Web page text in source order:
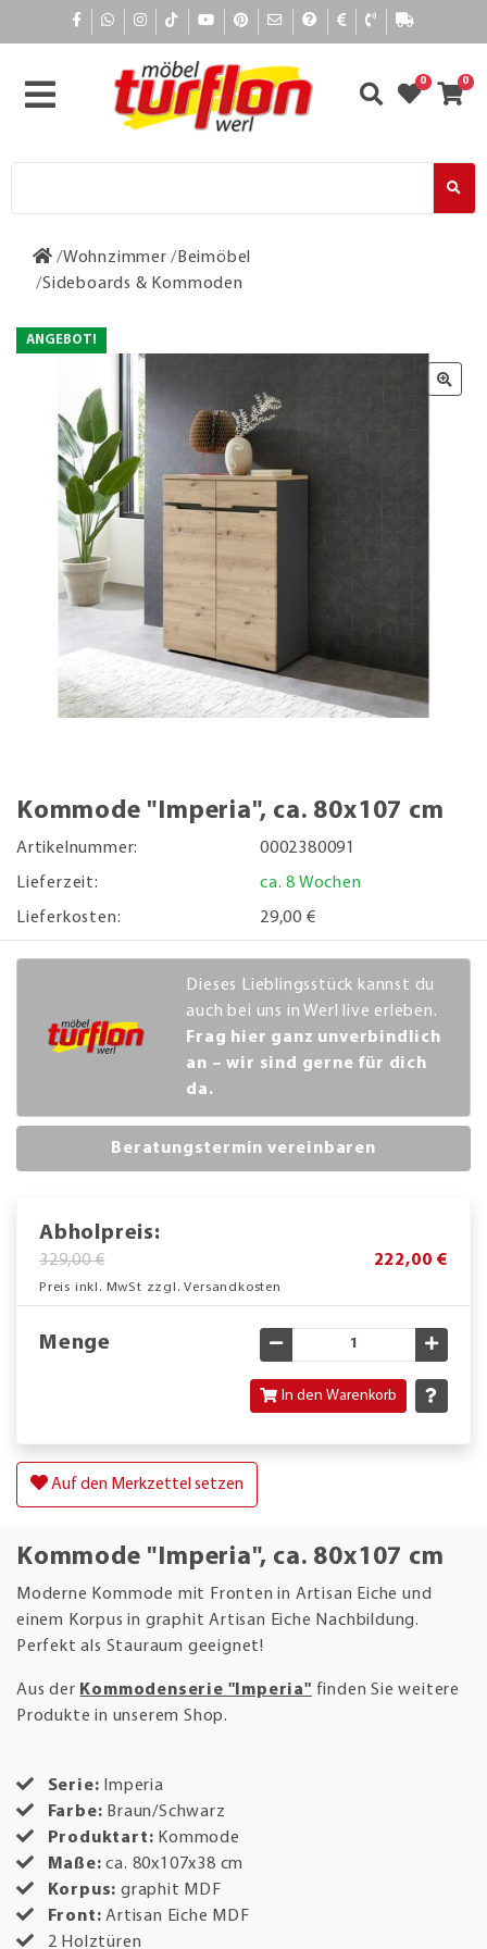
0 0
Wohnzimmer
Beimöbel
Sideboards & Kommoden
ANGEBOT!
Kommode "Imperia", ca. 80x107 cm
Artikelnummer:
0002380091
Lieferzeit:
ca. 8 Wochen
Lieferkosten:
29,00 €
Dieses Lieblingsstück kannst du
auch bei uns in Werl live erleben.
Frag hier ganz unverbindlich
an – wir sind gerne für dich
da.
Beratungstermin vereinbaren
Abholpreis:
329,00 € 222,00 €
Preis inkl. MwSt zzgl. Versandkosten
Menge Gewünschte Menge
In den Warenkorb
Auf den Merkzettel setzen
Kommode "Imperia", ca. 80x107 cm
Moderne Kommode mit Fronten in Artisan Eiche und
einem Korpus in graphit Artisan Eiche Nachbildung.
Perfekt als Stauraum geeignet!
Aus der Kommodenserie "Imperia" finden Sie weitere
Produkte in unserem Shop.
Serie: Imperia
Farbe: Braun/Schwarz
Produktart: Kommode
Maße:ca. 80x107x38 cm
Korpus:graphit MDF
Front:Artisan Eiche MDF
2 Holztüren